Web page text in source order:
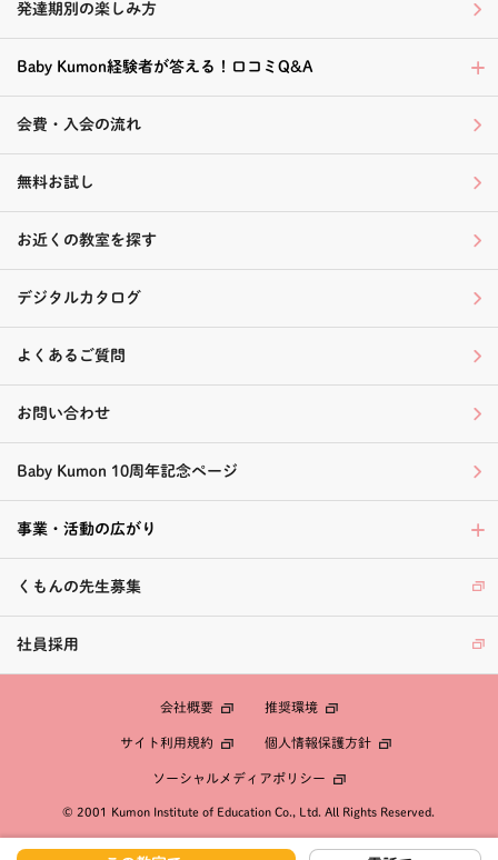
発達期別の楽しみ方
Baby Kumon経験者が答える！口コミQ&A
会費・入会の流れ
無料お試し
お近くの教室を探す
デジタルカタログ
よくあるご質問
お問い合わせ
Baby Kumon 10周年記念ページ
事業・活動の広がり
くもんの先生募集
社員採用
会社概要 推奨環境
サイト利用規約 個人情報保護方針
ソーシャルメディアポリシー
© 2001 Kumon Institute of Education Co., Ltd. All Rights Reserved.